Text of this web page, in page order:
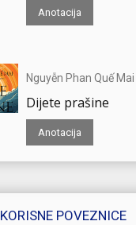
Anotacija
Nguyễn Phan Quế Mai
Dijete prašine
Anotacija
KORISNE POVEZNICE